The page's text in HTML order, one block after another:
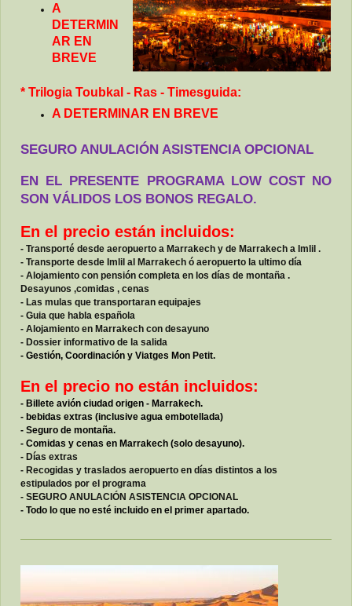
A
DETERMIN
AR EN
BREVE
* Trilogia Toubkal - Ras - Timesguida:
A DETERMINAR EN BREVE
SEGURO ANULACIÓN ASISTENCIA OPCIONAL
EN EL PRESENTE PROGRAMA LOW COST NO
SON VÁLIDOS LOS BONOS REGALO.
En el precio están incluidos:
- Transporté desde aeropuerto a Marrakech y de Marrakech a Imlil .
- Transporte desde Imlil al Marrakech ó aeropuerto la ultimo día
- Alojamiento con pensión completa en los días de montaña .
Desayunos ,comidas , cenas
- Las mulas que transportaran equipajes
- Guia que habla española
- Alojamiento en Marrakech con desayuno
- Dossier informativo de la salida
- Gestión, Coordinación y Viatges Mon Petit.
En el precio no están incluidos:
- Billete avión ciudad origen - Marrakech.
- bebidas extras (inclusive agua embotellada)
- Seguro de montaña.
- Comidas y cenas en Marrakech (solo desayuno).
- Días extras
- Recogidas y traslados aeropuerto en días distintos a los
estipulados por el programa
- SEGURO ANULACIÓN ASISTENCIA OPCIONAL
- Todo lo que no esté incluido en el primer apartado.